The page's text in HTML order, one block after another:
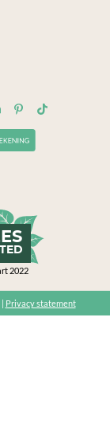
2022
Privacy statement